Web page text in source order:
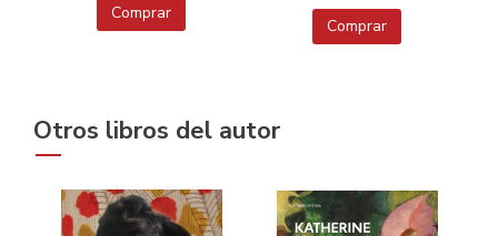
Comprar
Comprar
Otros libros del autor